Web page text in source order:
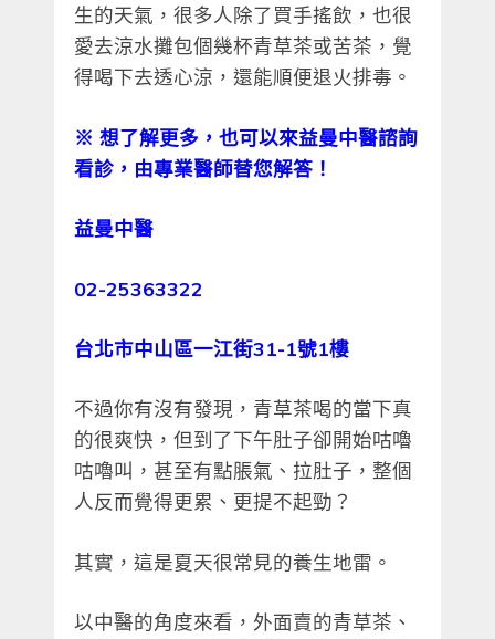
生的天氣，很多人除了買手搖飲，也很
愛去涼水攤包個幾杯青草茶或苦茶，覺
得喝下去透心涼，還能順便退火排毒。
※ 想了解更多，也可以來益曼中醫諮詢
看診，由專業醫師替您解答！
益曼中醫
02-25363322
台北市中山區一江街31-1號1樓
不過你有沒有發現，青草茶喝的當下真
的很爽快，但到了下午肚子卻開始咕嚕
咕嚕叫，甚至有點脹氣、拉肚子，整個
人反而覺得更累、更提不起勁？
其實，這是夏天很常見的養生地雷。
以中醫的角度來看，外面賣的青草茶、